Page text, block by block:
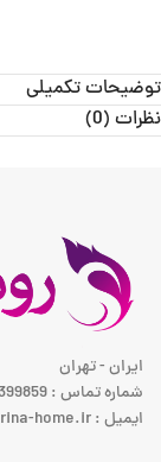
توضیحات تکمیلی
نظرات (0)
ایران - تهران
شماره تماس : 02133399859
ایمیل : info[at]savrina-home.ir